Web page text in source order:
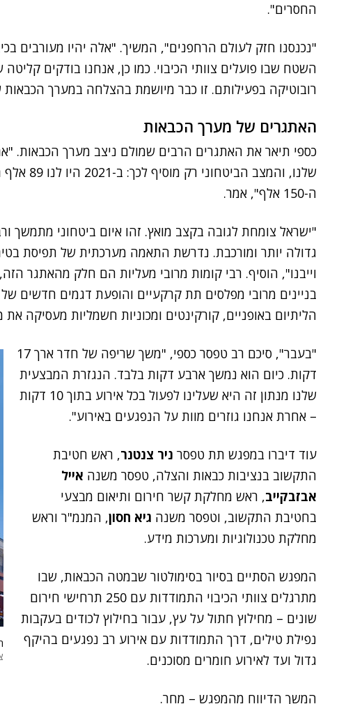
החסרים".
"נכנסנו חזק לעולם הרחפנים", המשיך. "אלה יהיו מעורבים
השטח שבו פועלים צוותי הכיבוי. כמו כן, אנחנו בודקים
רובוטיקה בפעילותם. זו כבר מיושמת בהצלחה במערך הכבאות
האתגרים של מערך הכבאות
כספי תיאר את האתגרים הרבים שמולם ניצב מערך הכבאות.
ה-150 אלף", אמר.
"ישראל צומחת לגובה בקצב מואץ. זהו איום ביטחוני מתמשך
גדולה יותר ומורכבת. נדרשת התאמה מערכתית של תפיסת
וייבנו", הוסיף. רבי קומות מרובי מעליות הם חלק מהאתגר
בניינים מרובי מפלסים תת קרקעיים והופעת דגמים חדשים
הליתיום באופניים, קורקינטים ומכוניות חשמליות מעסיקה
"בעבר", סיכם רב טפסר כספי, "משך שריפה של חדר ארך 17
דקות. כיום הוא נמשך ארבע דקות בלבד. הנגזרת המבצעית
שלנו מנתון זה היא שעלינו לפעול בכל אירוע בתוך 10 דקות
– אחרת אנחנו גוזרים מוות על הנפגעים באירוע".
עוד דיברו במפגש תת טפסר ניר צנטנר, ראש חטיבת
התקשוב בנציבות כבאות והצלה, טפסר משנה אייל
אבזבקייב, ראש מחלקת קשר חירום ותיאום מבצעי
בחטיבת התקשוב, וטפסר משנה גיא חסון, המנמ"ר וראש
מחלקת טכנולוגיות ומערכות מידע.
המפגש הסתיים בסיור בסימולטור שבמטה הכבאות, שבו
מתרגלים צוותי הכיבוי התמודדות עם 250 תרחישי חירום
שונים – מחילוץ חתול על עץ, עבור בחילוץ לכודים בעקבות
נפילת טילים, דרך התמודדות עם אירוע רב נפגעים בהיקף
גדול ועד לאירוע חומרים מסוכנים.
המשך הדיווח מהמפגש – מחר.